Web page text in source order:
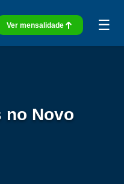
Ver mensalidade ☰
Novo